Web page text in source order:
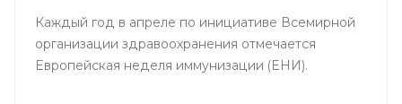
Каждый год в апреле по инициативе Всемирной
организации здравоохранения отмечается
Европейская неделя иммунизации (ЕНИ).